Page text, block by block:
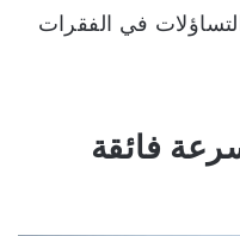
في الفقرات
فائقة